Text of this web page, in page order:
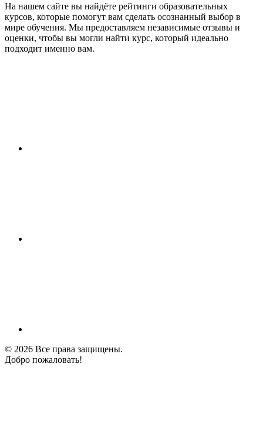
На нашем сайте вы найдёте рейтинги образовательных
курсов, которые помогут вам сделать осознанный выбор в
мире обучения. Мы предоставляем независимые отзывы и
оценки, чтобы вы могли найти курс, который идеально
подходит именно вам.
© 2026 Все права защищены.
Добро пожаловать!